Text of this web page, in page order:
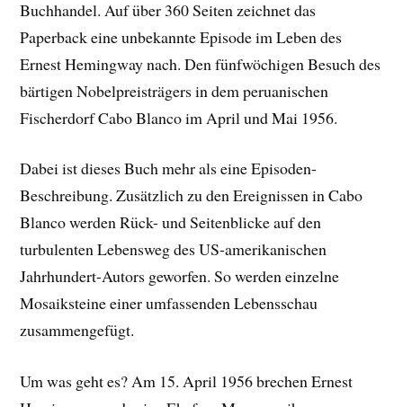
Buchhandel. Auf über 360 Seiten zeichnet das
Paperback eine unbekannte Episode im Leben des
Ernest Hemingway nach. Den fünfwöchigen Besuch des
bärtigen Nobelpreisträgers in dem peruanischen
Fischerdorf Cabo Blanco im April und Mai 1956.
Dabei ist dieses Buch mehr als eine Episoden-
Beschreibung. Zusätzlich zu den Ereignissen in Cabo
Blanco werden Rück- und Seitenblicke auf den
turbulenten Lebensweg des US-amerikanischen
Jahrhundert-Autors geworfen. So werden einzelne
Mosaiksteine einer umfassenden Lebensschau
zusammengefügt.
Um was geht es? Am 15. April 1956 brechen Ernest